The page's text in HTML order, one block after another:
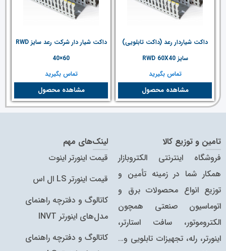
داکت شیاردار رعد (داکت تابلویی)
سایز RWD 60X40
تماس بگیرید
مشاهده محصول
داکت شیار دار شرکت رعد سایز RWD
40×60
تماس بگیرید
مشاهده محصول
تامین و توزیع کالا
فروشگاه اینترنتی الکتروبازار
همکار شما در زمینه تأمین و
توزیع انواع محصولات برق و
اتوماسیون صنعتی همچون
الکتروموتور، سافت استارتر،
اینورتر، رله، تجهیزات تابلویی و…
لینک‌های مهم
قیمت اینورتر اینوت
قیمت اینورتر LS ال اس
کاتالوگ و دفترچه راهنمای
مدل‌های اینورتر INVT
کاتالوگ‌ و دفترچه راهنمای